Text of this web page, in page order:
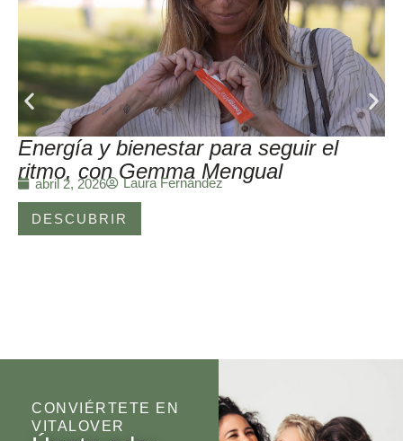
Energía y bienestar para seguir el
ritmo, con Gemma Mengual
abril 2, 2026 Laura Fernández
DESCUBRIR
CONVIÉRTETE EN
VITALOVER